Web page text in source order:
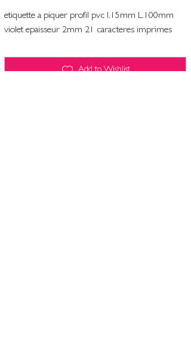
etiquette a piquer profil pvc l.15mm L.100mm
violet epaisseur 2mm 21 caracteres imprimes
Add to Wishlist